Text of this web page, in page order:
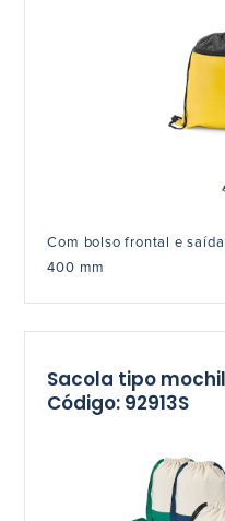
Com bolso frontal e
400 mm
Sacola tipo
Código: 92913S